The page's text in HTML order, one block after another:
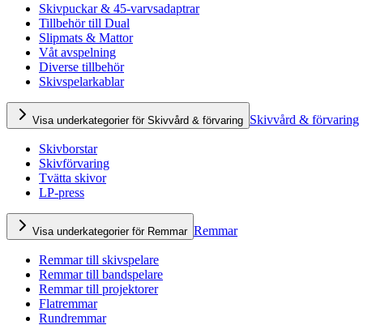
Skivpuckar & 45-varvsadaptrar
Tillbehör till Dual
Slipmats & Mattor
Våt avspelning
Diverse tillbehör
Skivspelarkablar
Visa underkategorier för Skivvård & förvaring Skivvård & förvaring
Skivborstar
Skivförvaring
Tvätta skivor
LP-press
Visa underkategorier för Remmar Remmar
Remmar till skivspelare
Remmar till bandspelare
Remmar till projektorer
Flatremmar
Rundremmar